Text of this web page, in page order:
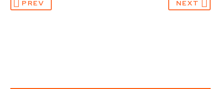
PREV NEXT